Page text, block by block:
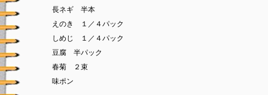
長ネギ 半本
えのき １／４パック
しめじ １／４パック
豆腐 半パック
春菊 ２束
味ポン